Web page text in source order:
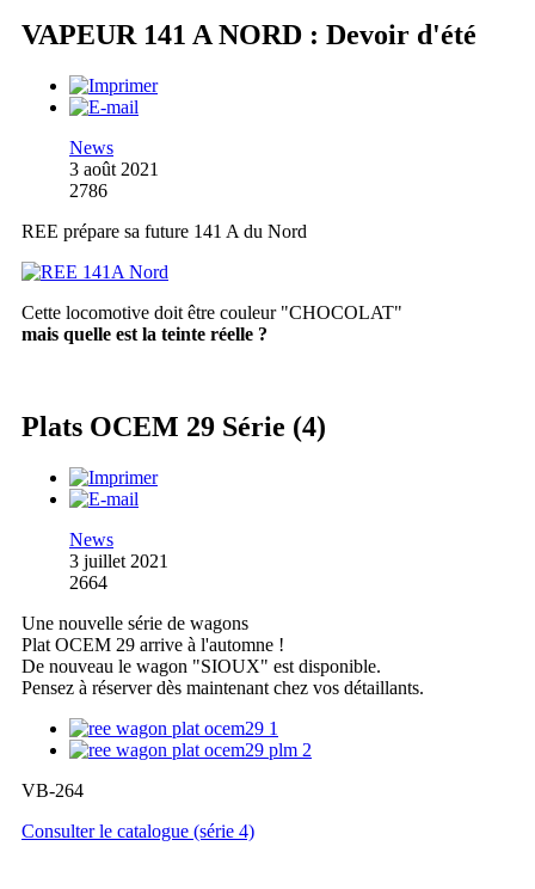
VAPEUR 141 A NORD : Devoir d'été
News
3 août 2021
2786
REE prépare sa future 141 A du Nord
Cette locomotive doit être couleur "CHOCOLAT"
mais quelle est la teinte réelle ?
Plats OCEM 29 Série (4)
News
3 juillet 2021
2664
Une nouvelle série de wagons
Plat OCEM 29 arrive à l'automne !
De nouveau le wagon "SIOUX" est disponible.
Pensez à réserver dès maintenant chez vos détaillants.
VB-264
Consulter le catalogue (série 4)